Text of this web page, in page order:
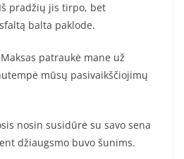
pradžių jis tirpo, bet
balta paklode.
patraukė mane už
mūsų pasivaikščiojimų
nosin susidūrė su savo sena
džiaugsmo buvo šunims.